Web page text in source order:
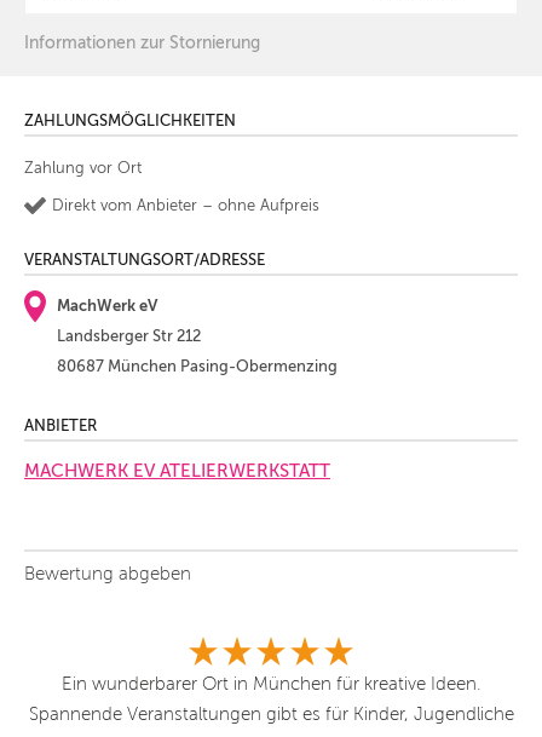
Informationen zur Stornierung
ZAHLUNGSMÖGLICHKEITEN
Zahlung vor Ort
Direkt vom Anbieter – ohne Aufpreis
VERANSTALTUNGSORT/ADRESSE
MachWerk eV
Landsberger Str 212
80687 München Pasing-Obermenzing
ANBIETER
MACHWERK EV ATELIERWERKSTATT
Bewertung abgeben
Ein wunderbarer Ort in München für kreative Ideen.
Spannende Veranstaltungen gibt es für Kinder, Jugendliche